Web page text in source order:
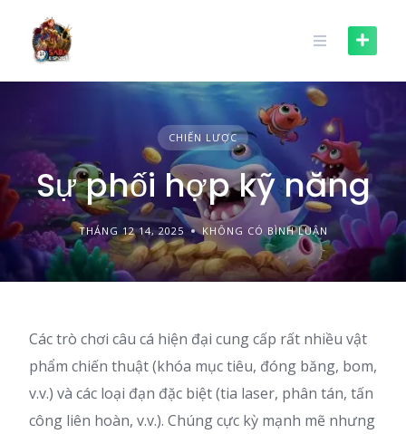
content
CHIẾN LƯỢC
Sự phối hợp kỹ năng
THÁNG 12 14, 2025 KHÔNG CÓ BÌNH LUẬN
Các trò chơi câu cá hiện đại cung cấp rất nhiều vật
phẩm chiến thuật (khóa mục tiêu, đóng băng, bom,
v.v.) và các loại đạn đặc biệt (tia laser, phân tán, tấn
công liên hoàn, v.v.). Chúng cực kỳ mạnh mẽ nhưng